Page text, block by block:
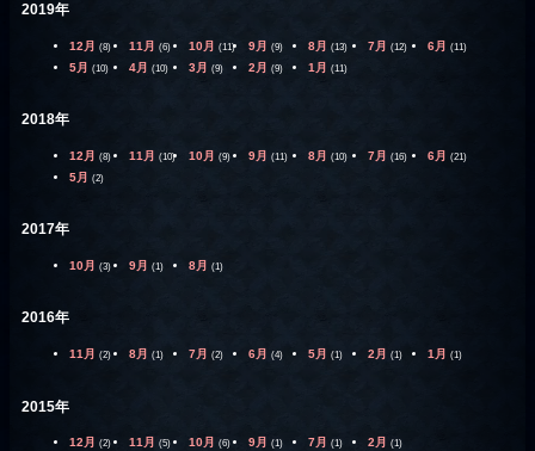
2019年
12月 (8) 11月 (6) 10月 (11) 9月 (9) 8月 (13) 7月 (12) 6月 (11)
5月 (10) 4月 (10) 3月 (9) 2月 (9) 1月 (11)
2018年
12月 (8) 11月 (10) 10月 (9) 9月 (11) 8月 (10) 7月 (16) 6月 (21)
5月 (2)
2017年
10月 (3) 9月 (1) 8月 (1)
2016年
11月 (2) 8月 (1) 7月 (2) 6月 (4) 5月 (1) 2月 (1) 1月 (1)
2015年
12月 (2) 11月 (5) 10月 (6) 9月 (1) 7月 (1) 2月 (1)